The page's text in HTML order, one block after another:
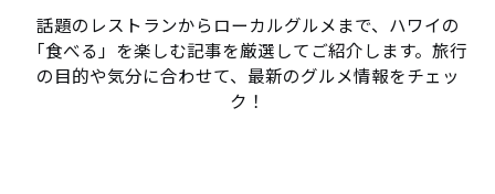
話題のレストランからローカルグルメまで、ハワイの
「食べる」を楽しむ記事を厳選してご紹介します。旅行
の目的や気分に合わせて、最新のグルメ情報をチェッ
ク！